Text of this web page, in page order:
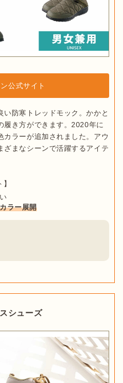
公式サイト
防寒トレッドモック。かかと
履き方ができます。2020年に
カラーが追加されました。アウ
ざまなシーンで活躍するアイテ
ラー展開
シューズ